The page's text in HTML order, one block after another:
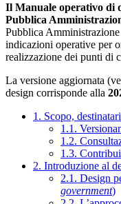
Il Manuale operativo di
Pubblica
Pubblica
indicazioni operative per
realizzazione dei punti di
La versione aggiornata
design corrisponde alla
1. Scopo,
1.1.
1.2.
1.3.
2. Introduzione al
2.1. Design
government)